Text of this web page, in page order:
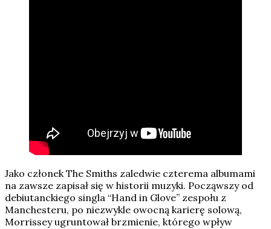
Jako członek The Smiths zaledwie czterema albumami
na zawsze zapisał się w historii muzyki. Począwszy od
debiutanckiego singla “Hand in Glove” zespołu z
Manchesteru, po niezwykle owocną karierę solową,
Morrissey ugruntował brzmienie, którego wpływ